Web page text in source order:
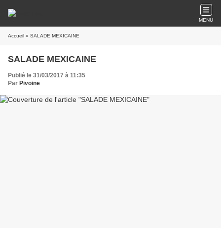
MENU
Accueil » SALADE MEXICAINE
SALADE MEXICAINE
Publié le 31/03/2017 à 11:35
Par Pivoine